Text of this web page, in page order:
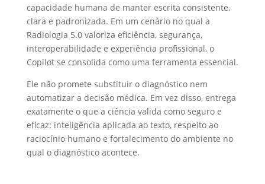
capacidade humana de manter escrita consistente,
clara e padronizada. Em um cenário no qual a
Radiologia 5.0 valoriza eficiência, segurança,
interoperabilidade e experiência profissional, o
Copilot se consolida como uma ferramenta essencial.
Ele não promete substituir o diagnóstico nem
automatizar a decisão médica. Em vez disso, entrega
exatamente o que a ciência valida como seguro e
eficaz: inteligência aplicada ao texto, respeito ao
raciocínio humano e fortalecimento do ambiente no
qual o diagnóstico acontece.